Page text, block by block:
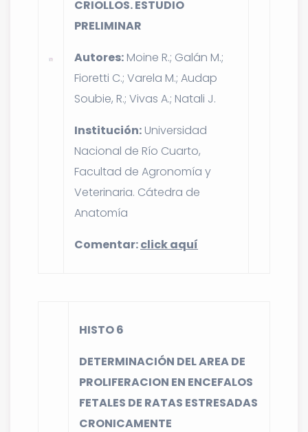
CRIOLLOS. ESTUDIO
PRELIMINAR
Autores: Moine R.; Galán M.;
Fioretti C.; Varela M.; Audap
Soubie, R.; Vivas A.; Natali J.
Institución: Universidad
Nacional de Río Cuarto,
Facultad de Agronomía y
Veterinaria. Cátedra de
Anatomía
Comentar:click aquí
HISTO 6
DETERMINACIÓN DEL AREA DE
PROLIFERACION EN ENCEFALOS
FETALES DE RATAS ESTRESADAS
CRONICAMENTE